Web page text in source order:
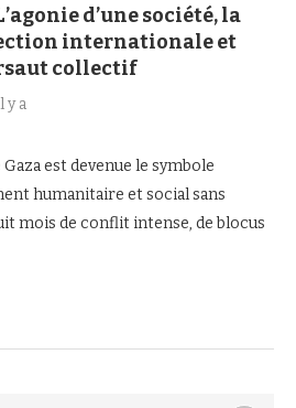
d’une société, la
internationale et
collectif
y a
Gaza est devenue le symbole
humanitaire et social sans
mois de conflit intense, de blocus